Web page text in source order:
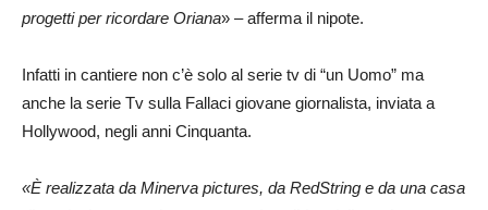
progetti per ricordare Oriana» – afferma il nipote.
Infatti in cantiere non c’è solo al serie tv di “un Uomo” ma
anche la serie Tv sulla Fallaci giovane giornalista, inviata a
Hollywood, negli anni Cinquanta.
«È realizzata da Minerva pictures, da RedString e da una casa